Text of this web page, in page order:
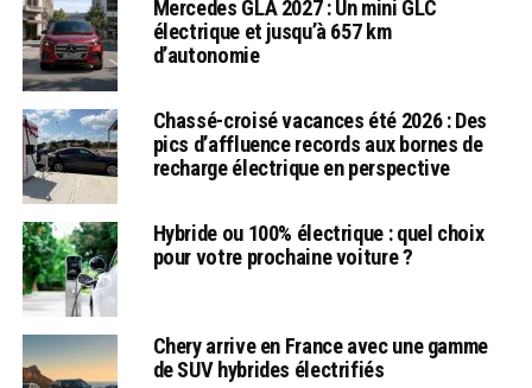
Mercedes GLA 2027 : Un mini GLC
électrique et jusqu’à 657 km
d’autonomie
Chassé-croisé vacances été 2026 : Des
pics d’affluence records aux bornes de
recharge électrique en perspective
Hybride ou 100% électrique : quel choix
pour votre prochaine voiture ?
Chery arrive en France avec une gamme
de SUV hybrides électrifiés